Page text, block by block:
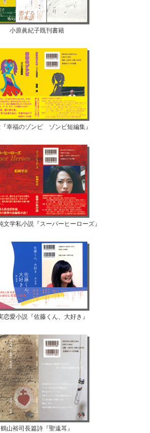
小原眞紀子既刊書籍
幸福のゾンビ ゾンビ短編集』
文学私小説『スーパーヒーローズ』
恋愛小説『佐藤くん、大好き』
鶴山裕司長篇詩『聖遠耳』